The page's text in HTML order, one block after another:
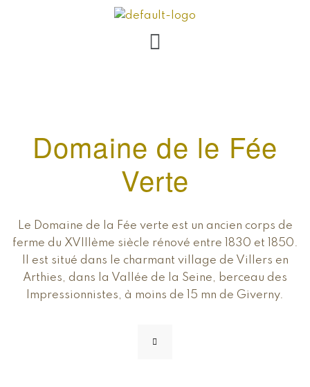
Domaine de le Fée
Verte
Le Domaine de la Fée verte est un ancien corps de
ferme du XVIIIème siècle rénové entre 1830 et 1850.
Il est situé dans le charmant village de Villers en
Arthies, dans la Vallée de la Seine, berceau des
Impressionnistes, à moins de 15 mn de Giverny.